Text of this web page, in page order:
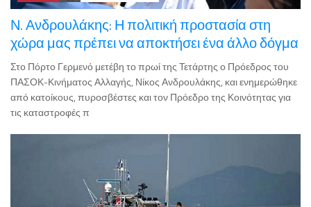
Ν. Ανδρουλάκης: Η πολιτική προστασία στη
χώρα μας πρέπει να αποκτήσει ένα άλλο δόγμα
Στο Πόρτο Γερμενό μετέβη το πρωί της Τετάρτης ο Πρόεδρος του
ΠΑΣΟΚ-Κινήματος Αλλαγής, Νίκος Ανδρουλάκης, και ενημερώθηκε
από κατοίκους, πυροσβέστες και τον Πρόεδρο της Κοινότητας για
τις καταστροφές π